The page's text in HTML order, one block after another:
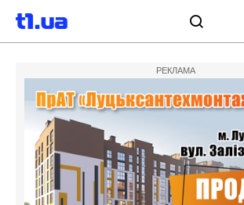
РЕКЛАМА